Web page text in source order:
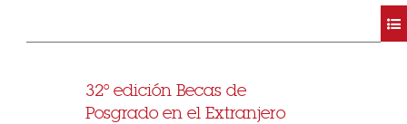
32º edición Becas de
Posgrado en el Extranjero